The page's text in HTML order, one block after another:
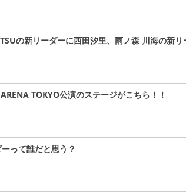
の新リーダーに西田汐里、雨ノ森 川海
TOKYO公演のステージがこちら！！
って誰だと思う？